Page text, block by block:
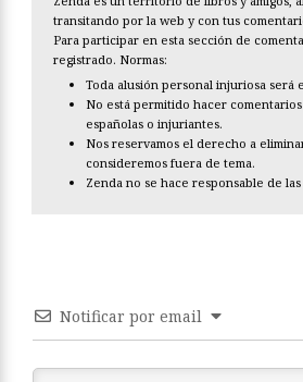
transitando por la web y con tus
Para participar en esta sección de
registrado. Normas:
Toda alusión personal injuriosa será
No está permitido hacer
españolas o injuriantes.
Nos reservamos el derecho a
consideremos fuera de tema.
Zenda no se hace responsable de
Notificar por email